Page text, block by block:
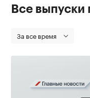
Все
За все время